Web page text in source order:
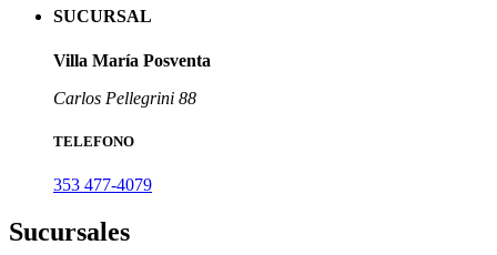
SUCURSAL
Villa María Posventa
Carlos Pellegrini 88
TELEFONO
353 477-4079
Sucursales